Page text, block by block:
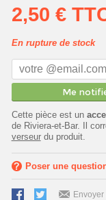
2,50 €
En rupture de stock
Me
Cette pièce est un
de Riviera-et-Bar. Il
verseurdu produit.
Poser une
Envoyer